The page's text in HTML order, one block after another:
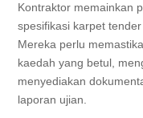
Kontraktor memainkan
spesifikasi karpet
Mereka perlu
kaedah yang betul,
menyediakan
laporan ujian.